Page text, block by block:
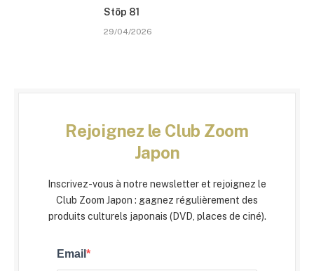
Stōp 81
29/04/2026
Rejoignez le Club Zoom
Japon
Inscrivez-vous à notre newsletter et rejoignez le
Club Zoom Japon : gagnez régulièrement des
produits culturels japonais (DVD, places de ciné).
Email